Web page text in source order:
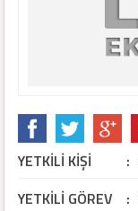
YETKİLİ KİŞİ :
YETKİLİ GÖREV :